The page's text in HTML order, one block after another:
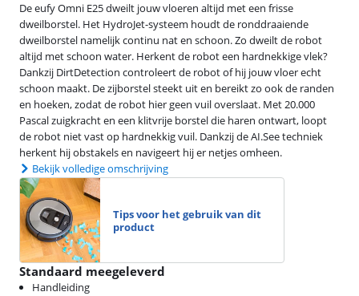
De eufy Omni E25 dweilt jouw vloeren altijd met een frisse
dweilborstel. Het HydroJet-systeem houdt de ronddraaiende
dweilborstel namelijk continu nat en schoon. Zo dweilt de robot
altijd met schoon water. Herkent de robot een hardnekkige vlek?
Dankzij DirtDetection controleert de robot of hij jouw vloer echt
schoon maakt. De zijborstel steekt uit en bereikt zo ook de randen
en hoeken, zodat de robot hier geen vuil overslaat. Met 20.000
Pascal zuigkracht en een klitvrije borstel die haren ontwart, loopt
de robot niet vast op hardnekkig vuil. Dankzij de AI.See techniek
herkent hij obstakels en navigeert hij er netjes omheen.
Bekijk volledige omschrijving
Tips voor het gebruik van dit
product
Standaard meegeleverd
Handleiding